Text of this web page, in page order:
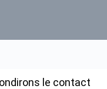
le contact